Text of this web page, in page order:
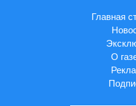
Главная
О